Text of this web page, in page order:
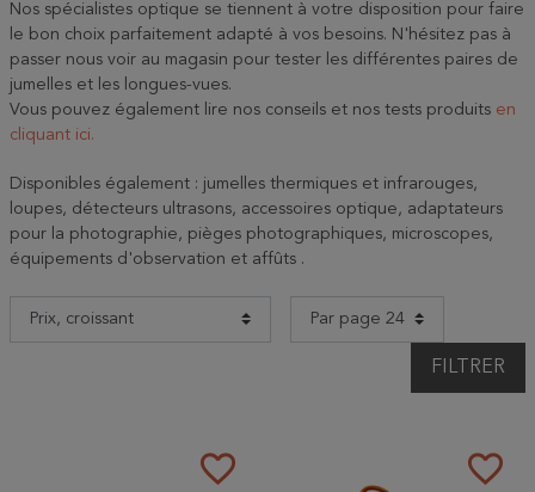
Nos spécialistes optique se tiennent à votre disposition pour faire
le bon choix parfaitement adapté à vos besoins. N'hésitez pas à
passer nous voir au magasin pour tester les différentes paires de
jumelles et les longues-vues.
Vous pouvez également lire nos conseils et nos tests produits en
cliquant ici.
Disponibles également : jumelles thermiques et infrarouges,
loupes, détecteurs ultrasons, accessoires optique, adaptateurs
pour la photographie, pièges photographiques, microscopes,
équipements d'observation et affûts .
FILTRER
favorite_border favorite_border